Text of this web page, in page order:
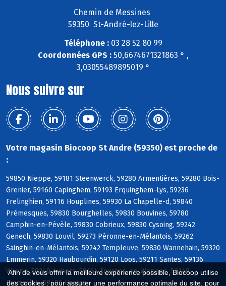
Afin de vous offrir la meilleure expérience possible, Biocoop utilise
des cookies : pour assurer une performance optimale du site, pour
Chemin de Messines
59350 St-André-lez-Lille
Téléphone :03 28 52 80 99
Coordonnées GPS :50,6674671321863 ° ,
3,03055489895019 °
Nous suivre sur
Votre magasin Biocoop St Andre (59350) est proche de
:
59850 Nieppe, 59181 Steenwerck, 59280 Armentières, 59280 Bois-
Grenier, 59160 Capinghem, 59193 Erquinghem-Lys, 59236
Frelinghien, 59116 Houplines, 59930 La Chapelle-d, 59840
Prémesques, 59830 Bourghelles, 59830 Bouvines, 59780
Camphin-en-Pévèle, 59830 Cobrieux, 59830 Cysoing, 59242
Genech, 59830 Louvil, 59273 Péronne-en-Mélantois, 59262
Sainghin-en-Mélantois, 59242 Templeuve, 59830 Wannehain, 59320
Emmerin, 59320 Haubourdin, 59120 Loos, 59211 Santes, 59136
Wavrin, 59249 Aubers, 59134 Fournes-en-Weppes, 59249
Fromelles, 59496 Hantay